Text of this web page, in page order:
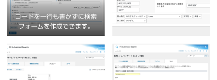
コードを一行も書かずに検索
フォームを作成できます。